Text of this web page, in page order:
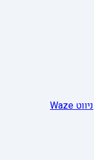
ניווט Waze